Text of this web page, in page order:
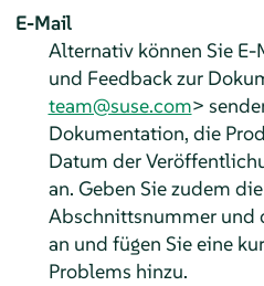
E-Mail
Alternativ können Sie
und Feedback zur
team@suse.com>
Dokumentation, die
Datum der
an. Geben Sie zudem
Abschnittsnummer und
an und fügen Sie eine
Problems hinzu.